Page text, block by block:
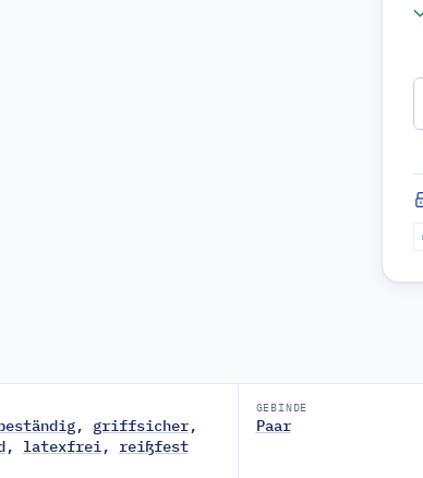
, griffsicher,
, latexfrei, reißfest
GEBINDE
Paar